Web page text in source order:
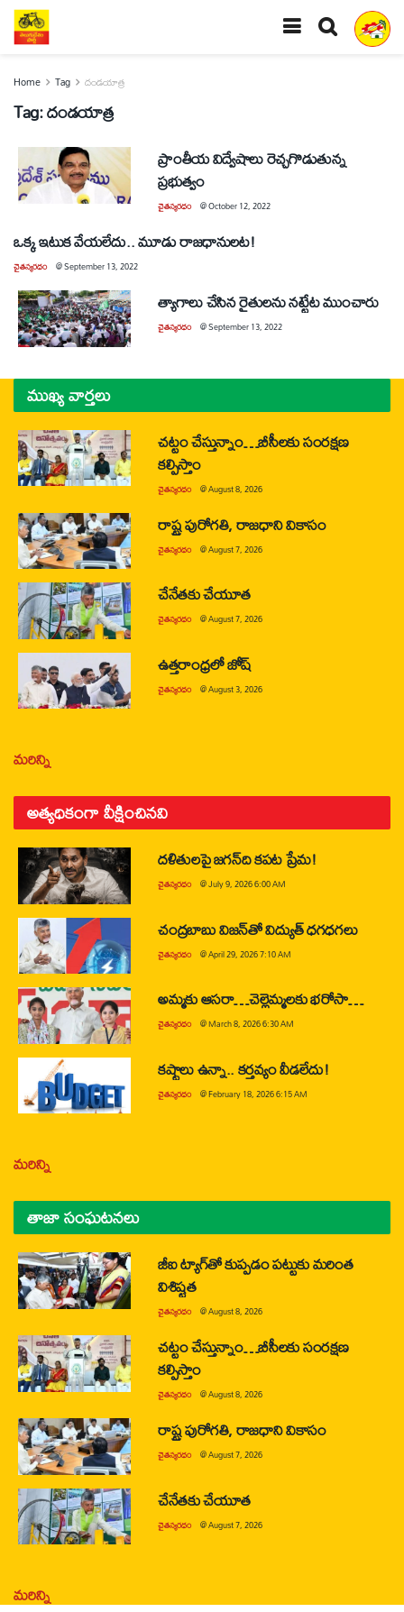
Home Tag దండయాత్ర
Tag:దండయాత్ర
ప్రాంతీయ విద్వేషాలు రెచ్చగొడుతున్న
ప్రభుత్వం
చైతన్యరధం @October 12, 2022
ఒక్క ఇటుక వేయలేదు.. మూడు రాజధానులట!
చైతన్యరధం @September 13, 2022
త్యాగాలు చేసిన రైతులను నట్టేట ముంచారు
చైతన్యరధం @September 13, 2022
ముఖ్య వార్తలు
చట్టం చేస్తున్నాం…బీసీలకు సంరక్షణ
కల్పిస్తాం
చైతన్యరధం @August 8, 2026
రాష్ట్ర పురోగతి, రాజధాని వికాసం
చైతన్యరధం @August 7, 2026
చేనేతకు చేయూత
చైతన్యరధం @August 7, 2026
ఉత్తరాంధ్రలో జోష్
చైతన్యరధం @August 3, 2026
మరిన్ని
అత్యధికంగా వీక్షించినవి
దళితులపై జగన్‌ది కపట ప్రేమ!
చైతన్యరధం @July 9, 2026 6:00 AM
చంద్రబాబు విజన్‌తో విద్యుత్ ధగధగలు
చైతన్యరధం @April 29, 2026 7:10 AM
అమ్మకు ఆసరా…చెల్లెమ్మలకు భరోసా…
చైతన్యరధం @March 8, 2026 6:30 AM
కష్టాలు ఉన్నా.. కర్తవ్యం వీడలేదు!
చైతన్యరధం @February 18, 2026 6:15 AM
మరిన్ని
తాజా సంఘటనలు
జీఐ ట్యాగ్‌తో కుప్పడం పట్టుకు మరింత
విశిష్టత
చైతన్యరధం @August 8, 2026
చట్టం చేస్తున్నాం…బీసీలకు సంరక్షణ
కల్పిస్తాం
చైతన్యరధం @August 8, 2026
రాష్ట్ర పురోగతి, రాజధాని వికాసం
చైతన్యరధం @August 7, 2026
చేనేతకు చేయూత
చైతన్యరధం @August 7, 2026
మరిన్ని